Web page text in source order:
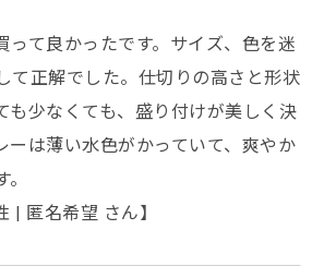
って良かったです。サイズ、色を迷
て正解でした。仕切りの高さと形状
も少なくても、盛り付けが美しく決
ーは薄い水色がかっていて、爽やか
| 匿名希望 さん】